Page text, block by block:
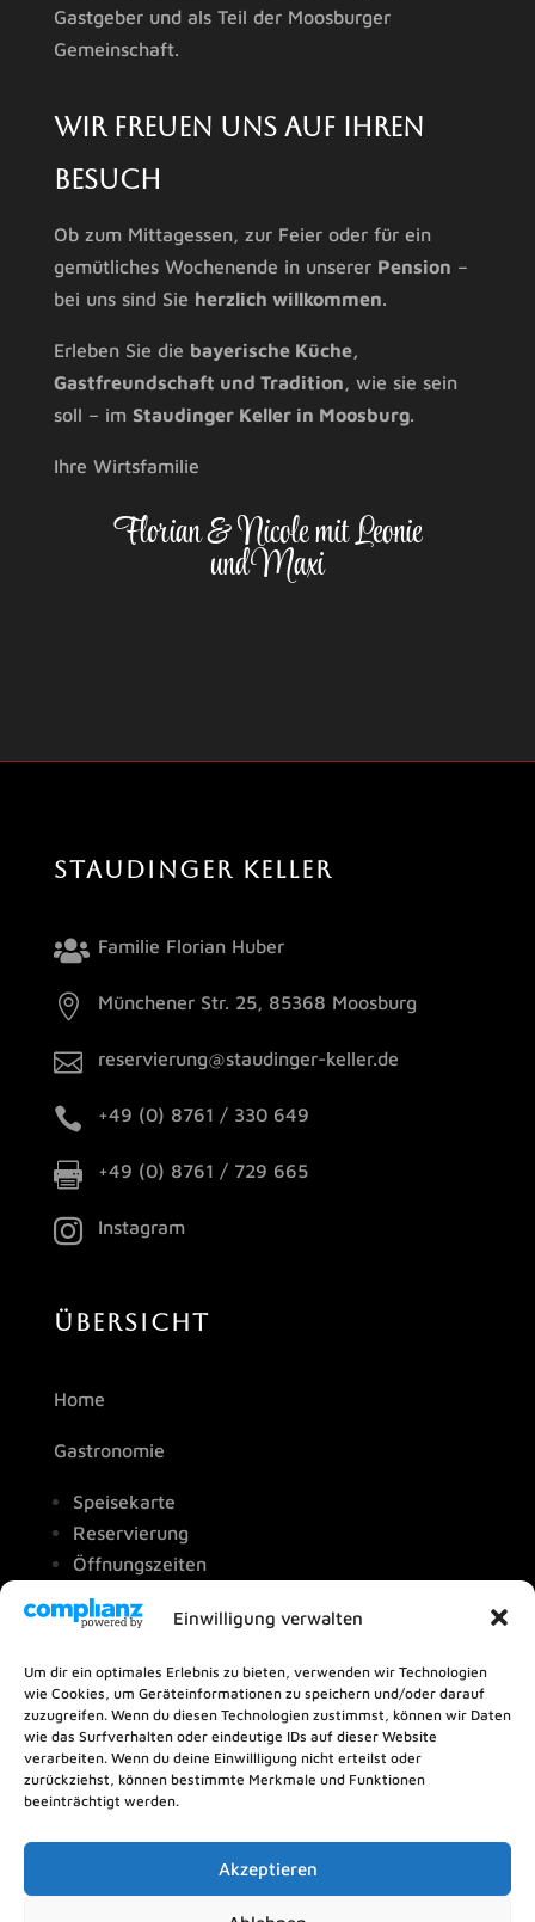
Einwilligung verwalten
Um dir ein optimales Erlebnis zu bieten, verwenden wir Technologien
wie Cookies, um Geräteinformationen zu speichern und/oder darauf
zuzugreifen. Wenn du diesen Technologien zustimmst, können wir Daten
wie das Surfverhalten oder eindeutige IDs auf dieser Website
verarbeiten. Wenn du deine Einwillligung nicht erteilst oder
zurückziehst, können bestimmte Merkmale und Funktionen
beeinträchtigt werden.
Akzeptieren
Gastgeber und als Teil der Moosburger
Gemeinschaft.
Wir freuen uns auf Ihren
Besuch
Ob zum Mittagessen, zur Feier oder für ein
gemütliches Wochenende in unserer Pension –
bei uns sind Sie herzlich willkommen.
Erleben Sie die bayerische Küche,
Gastfreundschaft und Tradition, wie sie sein
soll – im Staudinger Keller in Moosburg.
Ihre Wirtsfamilie
Florian & Nicole mit Leonie
und Maxi
STAUDINGER KELLER
 Familie Florian Huber
 Münchener Str. 25, 85368 Moosburg
 reservierung@staudinger-keller.de
 +49 (0) 8761 / 330 649
 +49 (0) 8761 / 729 665
 Instagram
ÜBERSICHT
Home
Gastronomie
Speisekarte
Reservierung
Öffnungszeiten
Catering & Genusslieferant
Buchungsanfrage
Über uns
Kontakt
Impressum
Datenschutz